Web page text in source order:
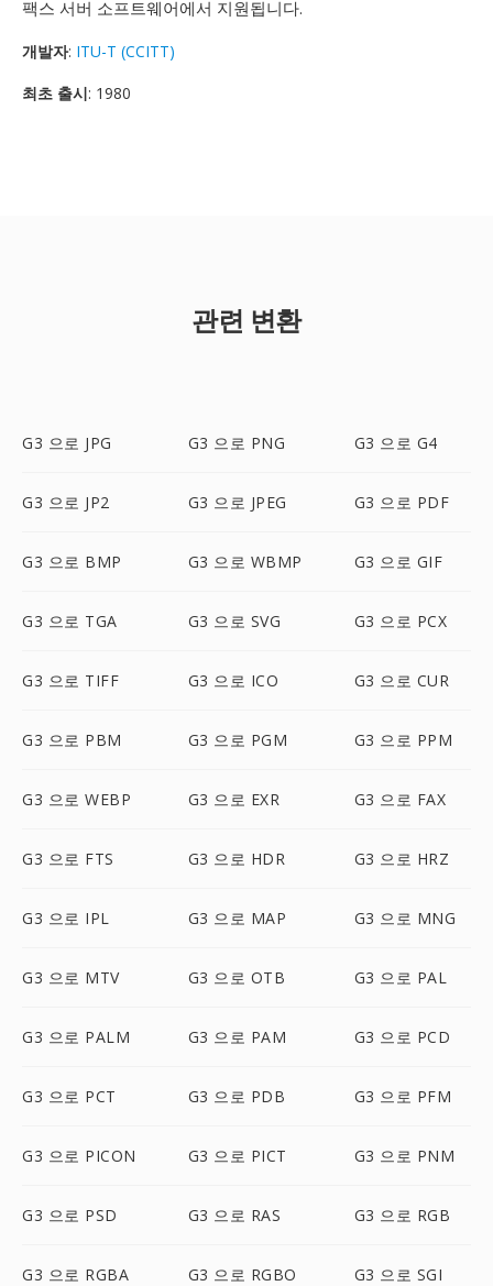
팩스 서버 소프트웨어에서 지원됩니다.
개발자: ITU-T (CCITT)
최초 출시: 1980
관련 변환
G3 으로 JPG G3 으로 PNG G3 으로 G4
G3 으로 JP2 G3 으로 JPEG G3 으로 PDF
G3 으로 BMP G3 으로 WBMP G3 으로 GIF
G3 으로 TGA G3 으로 SVG G3 으로 PCX
G3 으로 TIFF G3 으로 ICO G3 으로 CUR
G3 으로 PBM G3 으로 PGM G3 으로 PPM
G3 으로 WEBP G3 으로 EXR G3 으로 FAX
G3 으로 FTS G3 으로 HDR G3 으로 HRZ
G3 으로 IPL G3 으로 MAP G3 으로 MNG
G3 으로 MTV G3 으로 OTB G3 으로 PAL
G3 으로 PALM G3 으로 PAM G3 으로 PCD
G3 으로 PCT G3 으로 PDB G3 으로 PFM
G3 으로 PICON G3 으로 PICT G3 으로 PNM
G3 으로 PSD G3 으로 RAS G3 으로 RGB
G3 으로 RGBA G3 으로 RGBO G3 으로 SGI